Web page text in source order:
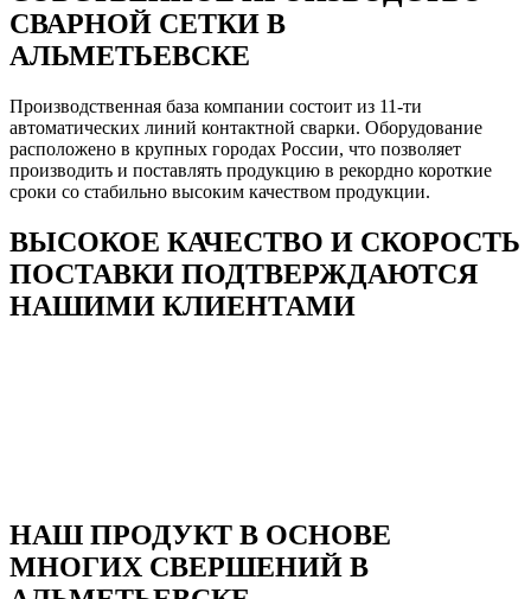
СВАРНОЙ СЕТКИ В
АЛЬМЕТЬЕВСКЕ
Производственная база компании состоит из 11-ти
автоматических линий контактной сварки. Оборудование
расположено в крупных городах России, что позволяет
производить и поставлять продукцию в рекордно короткие
сроки со стабильно высоким качеством продукции.
ВЫСОКОЕ КАЧЕСТВО И СКОРОСТЬ
ПОСТАВКИ ПОДТВЕРЖДАЮТСЯ
НАШИМИ КЛИЕНТАМИ
НАШ ПРОДУКТ В ОСНОВЕ
МНОГИХ СВЕРШЕНИЙ В